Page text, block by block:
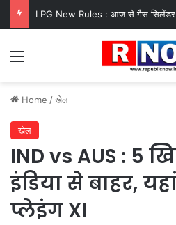
Menu
Home /खेल
खेल
IND vs AUS : 5
इंडिया से बाहर,
प्लेइंग XI